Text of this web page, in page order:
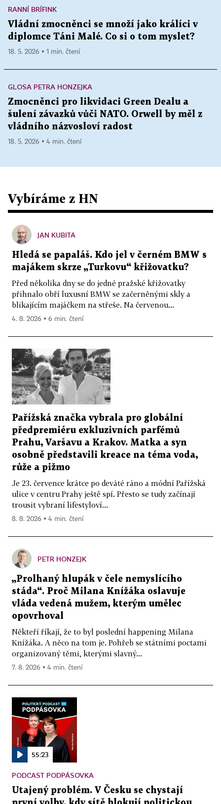
RANNÍ BRÍFINK
Vládní zmocněnci se množí jako králíci v
diplomce Táni Malé. Co si o tom myslet?
18. 5. 2026 ▪ 1 min. čtení
GLOSA PETRA HONZEJKA
Zmocněnci pro likvidaci Green Dealu a
šulení závazků vůči NATO. Orwell by měl z
vládního názvosloví radost
18. 5. 2026 ▪ 4 min. čtení
Vybíráme z HN
JAN KUBITA
Hledá se papaláš. Kdo jel v černém BMW s
majákem skrze „Turkovu“ křižovatku?
Před několika dny se do jedné pražské křižovatky
přihnalo obří luxusní BMW se začerněnými skly a
blikajícím majáčkem na střeše. Na červenou...
4. 8. 2026 ▪ 6 min. čtení
Pařížská značka vybrala pro globální
předpremiéru exkluzivních parfémů
Prahu, Varšavu a Krakov. Matka a syn
osobně představili kreace na téma voda,
růže a pižmo
Je 23. července krátce po deváté ráno a módní Pařížská
ulice v centru Prahy ještě spí. Přesto se tudy začínají
trousit vybraní lifestyloví...
8. 8. 2026 ▪ 4 min. čtení
PETR HONZEJK
„Prolhaný hlupák v čele nemyslícího
stáda“. Proč Milana Knížáka oslavuje
vláda vedená mužem, kterým umělec
opovrhoval
Někteří říkají, že to byl poslední happening Milana
Knížáka. A něco na tom je. Pohřeb se státními poctami
organizovaný těmi, kterými slavný...
7. 8. 2026 ▪ 4 min. čtení
55:23
PODCAST PODPÁSOVKA
Utajený problém. V Česku se chystají